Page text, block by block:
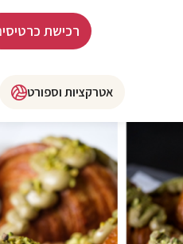
רכישת
אטרקציות וספורט